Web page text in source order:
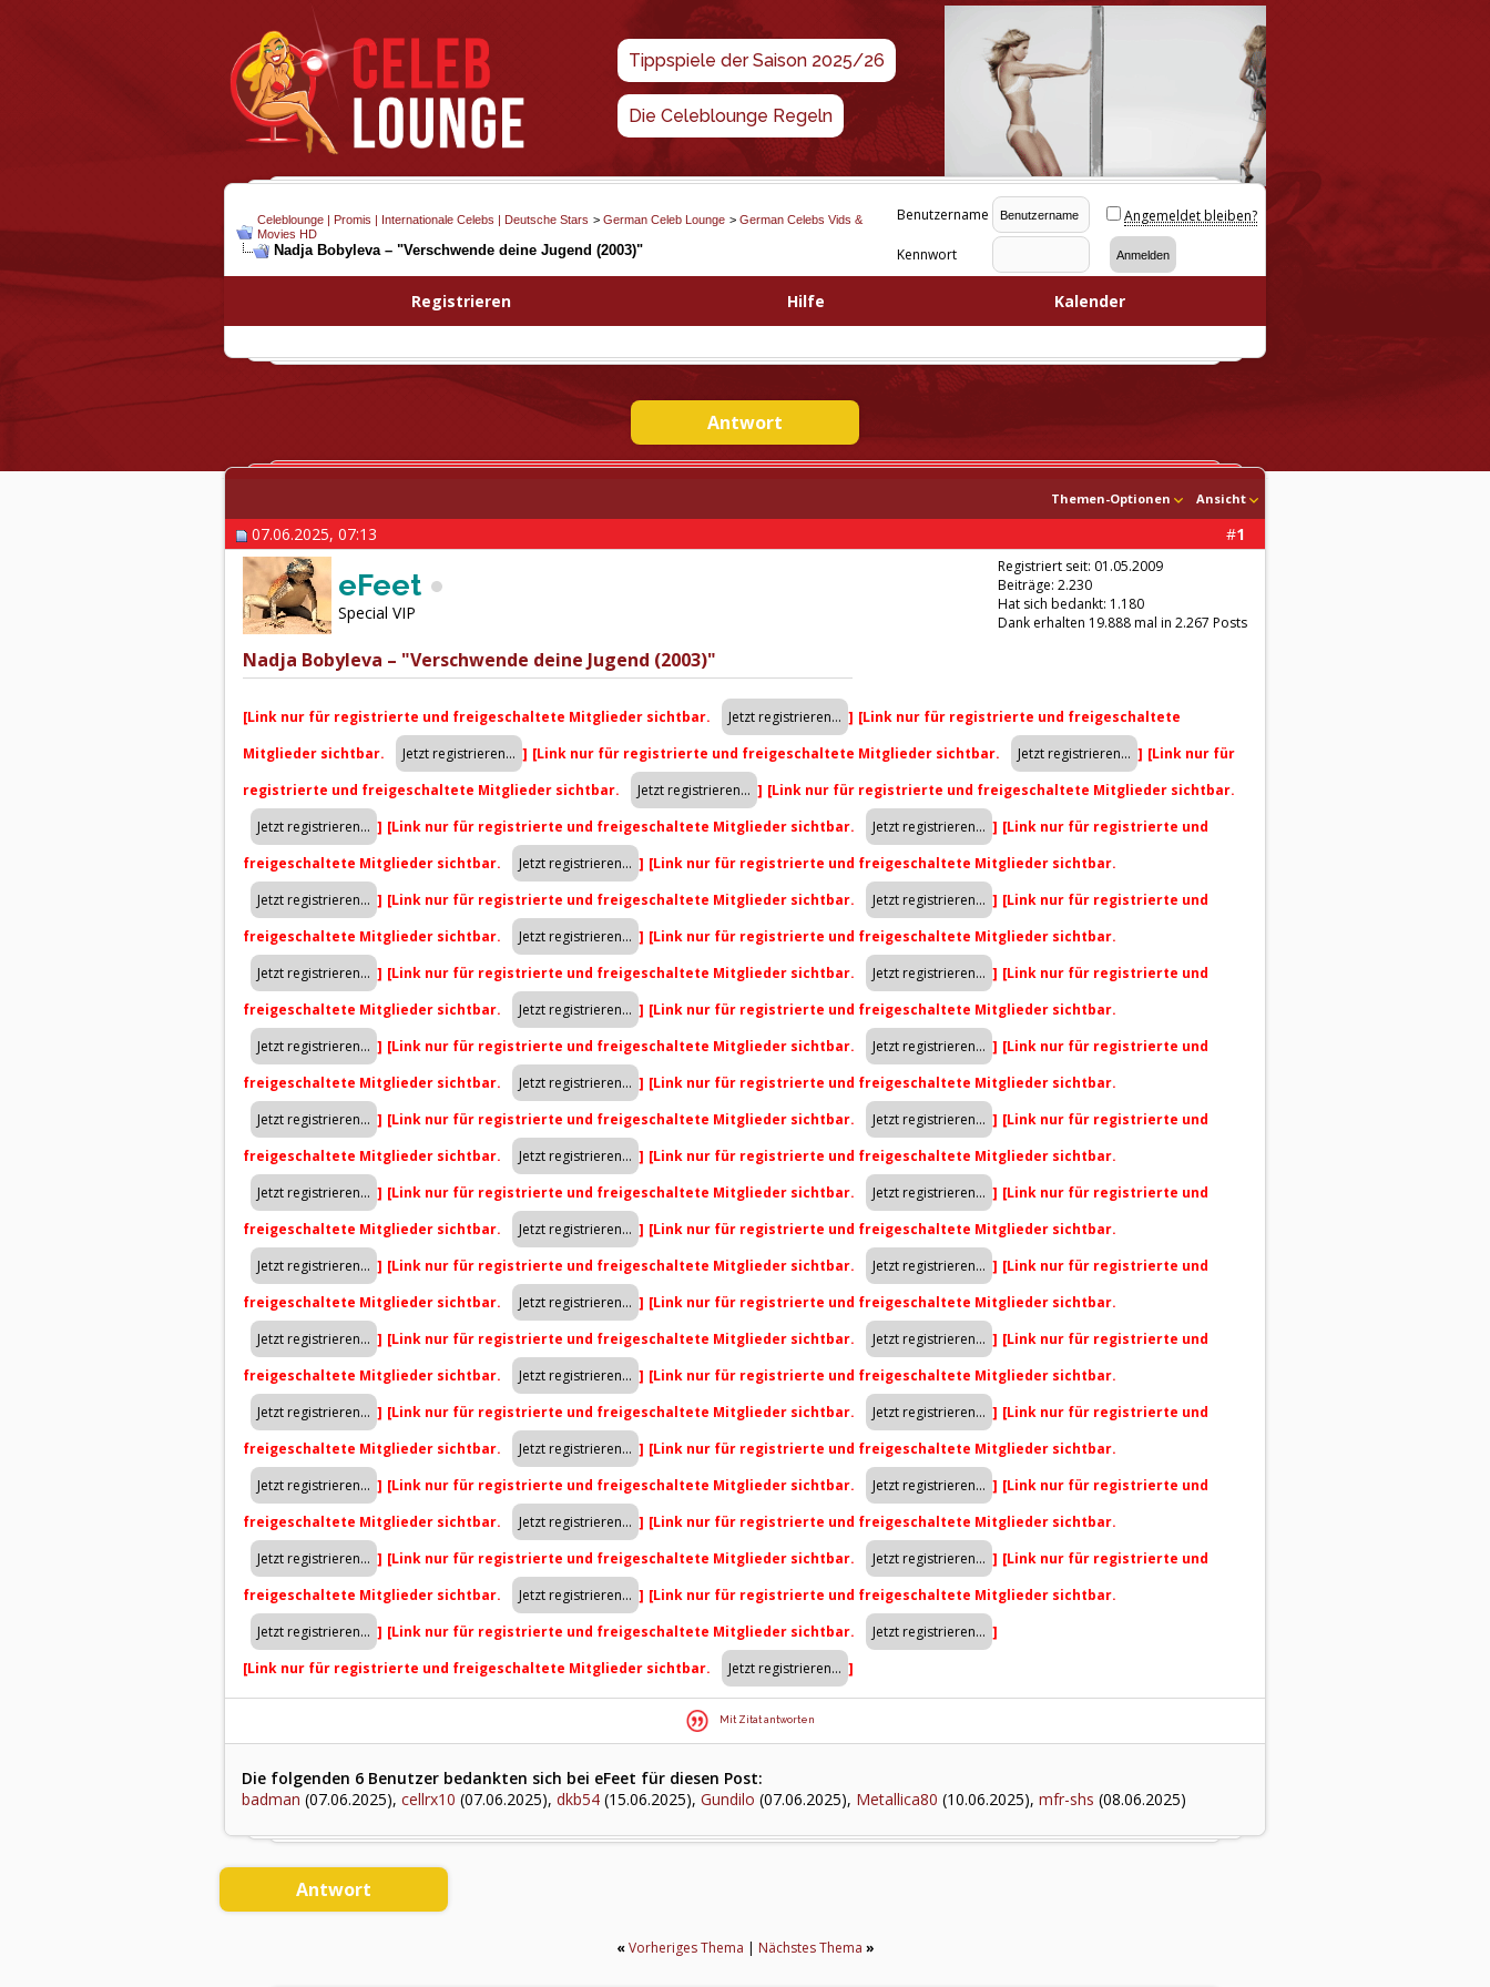
Tippspiele der Saison 2025/26
Die Celeblounge Regeln
Celeblounge | Promis | Internationale Celebs | Deutsche Stars > German Celeb Lounge > German Celebs Vids &
Movies HD
Nadja Bobyleva – "Verschwende deine Jugend (2003)"
Benutzername Angemeldet bleiben?
Kennwort
Registrieren Hilfe Kalender
Antwort
Themen-Optionen Ansicht
#1
07.06.2025, 07:13
eFeet
Special VIP
Registriert seit: 01.05.2009
Beiträge: 2.230
Hat sich bedankt: 1.180
Dank erhalten 19.888 mal in 2.267 Posts
Nadja Bobyleva – "Verschwende deine Jugend (2003)"
[Link nur für registrierte und freigeschaltete Mitglieder sichtbar. ] [Link nur für registrierte und freigeschaltete
Mitglieder sichtbar.
] [Link nur für registrierte und freigeschaltete Mitglieder sichtbar. ] [Link nur für
registrierte und freigeschaltete Mitglieder sichtbar.
] [Link nur für registrierte und freigeschaltete Mitglieder sichtbar.
] [Link nur für registrierte und freigeschaltete Mitglieder sichtbar. ] [Link nur für registrierte und
freigeschaltete Mitglieder sichtbar.
] [Link nur für registrierte und freigeschaltete Mitglieder sichtbar.
] [Link nur für registrierte und freigeschaltete Mitglieder sichtbar. ] [Link nur für registrierte und
freigeschaltete Mitglieder sichtbar.
] [Link nur für registrierte und freigeschaltete Mitglieder sichtbar.
] [Link nur für registrierte und freigeschaltete Mitglieder sichtbar. ] [Link nur für registrierte und
freigeschaltete Mitglieder sichtbar.
] [Link nur für registrierte und freigeschaltete Mitglieder sichtbar.
] [Link nur für registrierte und freigeschaltete Mitglieder sichtbar. ] [Link nur für registrierte und
freigeschaltete Mitglieder sichtbar.
] [Link nur für registrierte und freigeschaltete Mitglieder sichtbar.
] [Link nur für registrierte und freigeschaltete Mitglieder sichtbar. ] [Link nur für registrierte und
freigeschaltete Mitglieder sichtbar.
] [Link nur für registrierte und freigeschaltete Mitglieder sichtbar.
] [Link nur für registrierte und freigeschaltete Mitglieder sichtbar. ] [Link nur für registrierte und
freigeschaltete Mitglieder sichtbar.
] [Link nur für registrierte und freigeschaltete Mitglieder sichtbar.
] [Link nur für registrierte und freigeschaltete Mitglieder sichtbar. ] [Link nur für registrierte und
freigeschaltete Mitglieder sichtbar.
] [Link nur für registrierte und freigeschaltete Mitglieder sichtbar.
] [Link nur für registrierte und freigeschaltete Mitglieder sichtbar. ] [Link nur für registrierte und
freigeschaltete Mitglieder sichtbar.
] [Link nur für registrierte und freigeschaltete Mitglieder sichtbar.
] [Link nur für registrierte und freigeschaltete Mitglieder sichtbar. ] [Link nur für registrierte und
freigeschaltete Mitglieder sichtbar.
] [Link nur für registrierte und freigeschaltete Mitglieder sichtbar.
] [Link nur für registrierte und freigeschaltete Mitglieder sichtbar. ] [Link nur für registrierte und
freigeschaltete Mitglieder sichtbar.
] [Link nur für registrierte und freigeschaltete Mitglieder sichtbar.
] [Link nur für registrierte und freigeschaltete Mitglieder sichtbar. ] [Link nur für registrierte und
freigeschaltete Mitglieder sichtbar.
] [Link nur für registrierte und freigeschaltete Mitglieder sichtbar.
] [Link nur für registrierte und freigeschaltete Mitglieder sichtbar.
]
[Link nur für registrierte und freigeschaltete Mitglieder sichtbar.
]
Mit Zitat antworten
Die folgenden 6 Benutzer bedankten sich bei eFeet für diesen Post:
badman (07.06.2025), cellrx10 (07.06.2025), dkb54 (15.06.2025), Gundilo (07.06.2025), Metallica80 (10.06.2025), mfr-shs (08.06.2025)
Antwort
« Vorheriges Thema | Nächstes Thema »